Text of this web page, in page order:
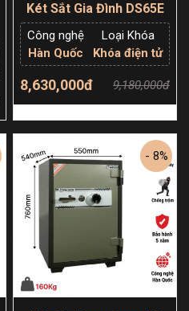
Két Sắt Gia Đình DS65E
Công nghệ
Hàn Quốc
Loại Khóa
Khóa điện tử
8,630,000đ 9,180,000đ
- 8%